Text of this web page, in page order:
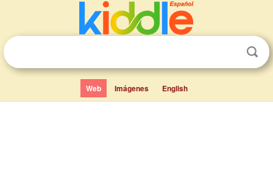
Web Imágenes English